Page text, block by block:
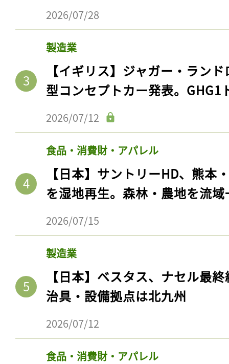
2026/07/28
製造業
【イギリス】ジャガー・ラン
型コンセプトカー発表。GHG1
2026/07/12
食品・消費財・アパレル
【日本】サントリーHD、熊本
を湿地再生。森林・農地を流
2026/07/15
製造業
【日本】ベスタス、ナセル最
治具・設備拠点は北九州
2026/07/12
食品・消費財・アパレル